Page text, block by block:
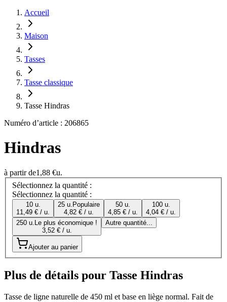
Accueil
Maison
Tasses
Tasse classique
Tasse Hindras
Numéro d’article : 206865
Hindras
à partir de1,88 €u.
Sélectionnez la quantité :
Sélectionnez la quantité :
10 u.
11,49 € / u.
25 u. Populaire
4,82 € / u.
50 u.
4,85 € / u.
100 u.
4,04 € / u.
250 u. Le plus économique !
3,52 € / u.
Autre quantité...
Ajouter au panier
Plus de détails pour Tasse Hindras
Tasse de ligne naturelle de 450 ml et base en liège normal. Fait de